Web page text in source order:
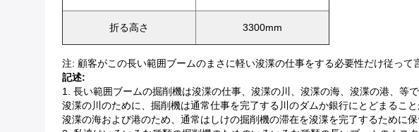
折る高さ 3300mm
注: 顧客がこの長い範囲ブームのまさに軽い浚渫の仕事をする必要性だけ従っ
記述:
1. 長い範囲ブームの掘削機は浚渫の仕事、浚渫の川、浚渫の海、浚渫の港、等
浚渫の川のために、掘削機は通常仕事を完了する川のダムか銀行にとどまること
浚渫の海および港のため、通常はしけの掘削機の滞在を浚渫を完了するために保